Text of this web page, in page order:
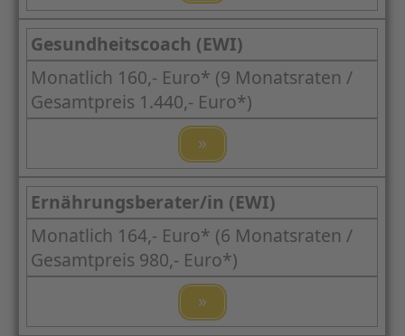
Gesundheitscoach (EWI)
Monatlich 160,- Euro* (9 Monatsraten /
Gesamtpreis 1.440,- Euro*)
»
Ernährungsberater/in (EWI)
Monatlich 164,- Euro* (6 Monatsraten /
Gesamtpreis 980,- Euro*)
»